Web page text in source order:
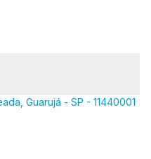
Guarujá - SP - 11440001